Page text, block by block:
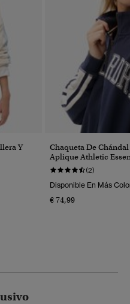
Y
Chaqueta De
Aplique Athletic
(2)
Disponible En Más
€ 74,99